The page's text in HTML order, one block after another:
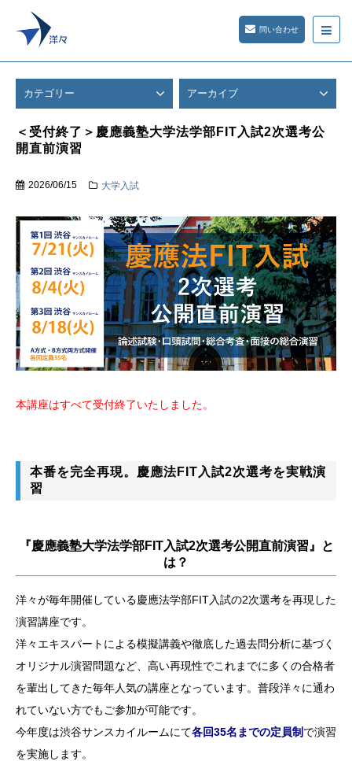
問い合わせ
カテゴリー アーカイブ
＜受付終了＞慶應義塾大学法学部FIT入試2次選考公
開直前演習
2026/06/15 大学入試
本講座はすべて受付終了いたしました。
本番を完全再現。慶應法FIT入試2次選考を実戦演
習
『慶應義塾大学法学部FIT入試2次選考公開直前演習』と
は？
洋々が毎年開催している慶應法学部FIT入試の2次選考を再現した
演習講座です。
洋々エキスパートによる模擬講義や徹底した過去問分析に基づく
オリジナル演習問題など、高い再現性でこれまでに多くの合格者
を輩出してきた毎年人気の講座となっています。普段洋々に通わ
れていない方でもご参加が可能です。
今年度は渋谷サンスカイルームにて各回35名までの定員制 で演習
を実施します。